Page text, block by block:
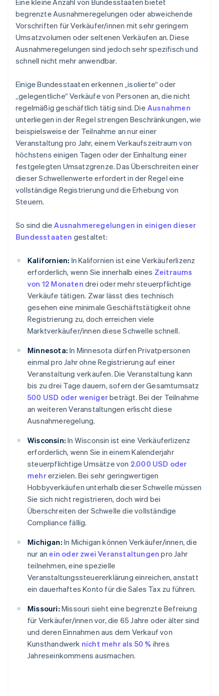
Eine kleine Anzahl von Bundesstaaten bietet
begrenzte Ausnahmeregelungen oder abweichende
Vorschriften für Verkäufer/innen mit sehr geringem
Umsatzvolumen oder seltenen Verkäufen an. Diese
Ausnahmeregelungen sind jedoch sehr spezifisch und
schnell nicht mehr anwendbar.
Einige Bundesstaaten erkennen „isolierte“ oder
„gelegentliche“ Verkäufe von Personen an, die nicht
regelmäßig geschäftlich tätig sind. Die Ausnahmen
unterliegen in der Regel strengen Beschränkungen, wie
beispielsweise der Teilnahme an nur einer
Veranstaltung pro Jahr, einem Verkaufszeitraum von
höchstens einigen Tagen oder der Einhaltung einer
festgelegten Umsatzgrenze. Das Überschreiten einer
dieser Schwellenwerte erfordert in der Regel eine
vollständige Registrierung und die Erhebung von
Steuern.
So sind dieAusnahmeregelungen in einigen dieser
Bundesstaaten gestaltet:
Kalifornien: In Kalifornien ist eine Verkäuferlizenz
erforderlich, wenn Sie innerhalb eines Zeitraums
von 12 Monaten drei oder mehr steuerpflichtige
Verkäufe tätigen. Zwar lässt dies technisch
gesehen eine minimale Geschäftstätigkeit ohne
Registrierung zu, doch erreichen viele
Marktverkäufer/innen diese Schwelle schnell.
Minnesota: In Minnesota dürfen Privatpersonen
einmal pro Jahr ohne Registrierung auf einer
Veranstaltung verkaufen. Die Veranstaltung kann
bis zu drei Tage dauern, sofern der Gesamtumsatz
500 USD oder wenigerbeträgt. Bei der Teilnahme
an weiteren Veranstaltungen erlischt diese
Ausnahmeregelung.
Wisconsin: In Wisconsin ist eine Verkäuferlizenz
erforderlich, wenn Sie in einem Kalenderjahr
steuerpflichtige Umsätze von 2.000 USD oder
mehrerzielen. Bei sehr geringwertigen
Hobbyverkäufen unterhalb dieser Schwelle müssen
Sie sich nicht registrieren, doch wird bei
Überschreiten der Schwelle die vollständige
Compliance fällig.
Michigan: In Michigan können Verkäufer/innen, die
nur an ein oder zwei Veranstaltungen pro Jahr
teilnehmen, eine spezielle
Veranstaltungssteuererklärung einreichen, anstatt
ein dauerhaftes Konto für die Sales Tax zu führen.
Missouri: Missouri sieht eine begrenzte Befreiung
für Verkäufer/innen vor, die 65 Jahre oder älter sind
und deren Einnahmen aus dem Verkauf von
Kunsthandwerk nicht mehr als 50 % ihres
Jahreseinkommens ausmachen.